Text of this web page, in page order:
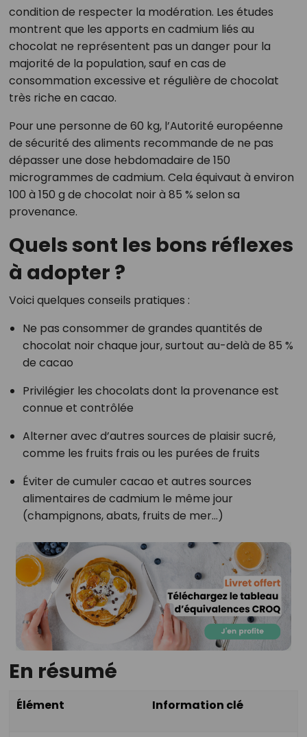
condition de respecter la modération. Les études
montrent que les apports en cadmium liés au
chocolat ne représentent pas un danger pour la
majorité de la population, sauf en cas de
consommation excessive et régulière de chocolat
très riche en cacao.
Pour une personne de 60 kg, l’Autorité européenne
de sécurité des aliments recommande de ne pas
dépasser une dose hebdomadaire de 150
microgrammes de cadmium. Cela équivaut à environ
100 à 150 g de chocolat noir à 85 % selon sa
provenance.
Quels sont les bons réflexes
à adopter ?
Voici quelques conseils pratiques :
Ne pas consommer de grandes quantités de
chocolat noir chaque jour, surtout au-delà de 85 %
de cacao
Privilégier les chocolats dont la provenance est
connue et contrôlée
Alterner avec d’autres sources de plaisir sucré,
comme les fruits frais ou les purées de fruits
Éviter de cumuler cacao et autres sources
alimentaires de cadmium le même jour
(champignons, abats, fruits de mer…)
En résumé
Élément Information clé